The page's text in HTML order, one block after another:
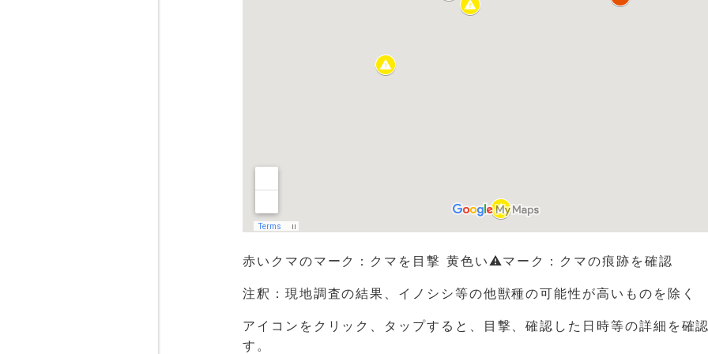
赤いクマのマーク：クマを目撃 黄色い⚠マーク：クマの痕跡を確認
注釈：現地調査の結果、イノシシ等の他獣種の可能性が高いものを除く
アイコンをクリック、タップすると、目撃、確認した日時等の詳細を確
す。